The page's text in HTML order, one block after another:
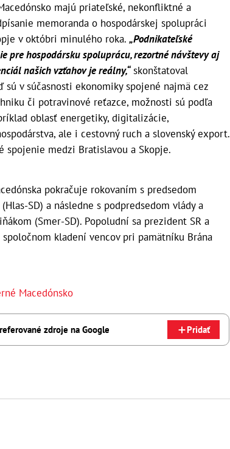
majú priateľské, nekonfliktné a
memoranda o hospodárskej spolupráci
v októbri minulého roka. „Podnikateľské
pre hospodársku spoluprácu, rezortné návštevy aj
našich vzťahov je reálny,“skonštatoval
sú v súčasnosti ekonomiky spojené najmä cez
či potravinové reťazce, možnosti sú podľa
oblasť energetiky, digitalizácie,
ale i cestovný ruch a slovenský export.
medzi Bratislavou a Skopje.
pokračuje rokovaním s predsedom
SD) a následne s podpredsedom vlády a
(Smer-SD). Popoludní sa prezident SR a
kladení vencov pri pamätníku Brána
Macedónsko
zdroje na Google Pridať